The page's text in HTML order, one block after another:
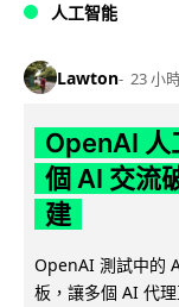
人工智能
Lawton 23 小
OpenAI 人
個 AI 交流
建
OpenAI 測試中的
板，讓多個 AI 代